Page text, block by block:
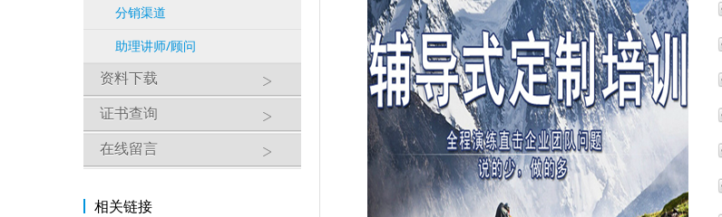
分销渠道
助理讲师/顾问
资料下载
证书查询
在线留言
相关链接